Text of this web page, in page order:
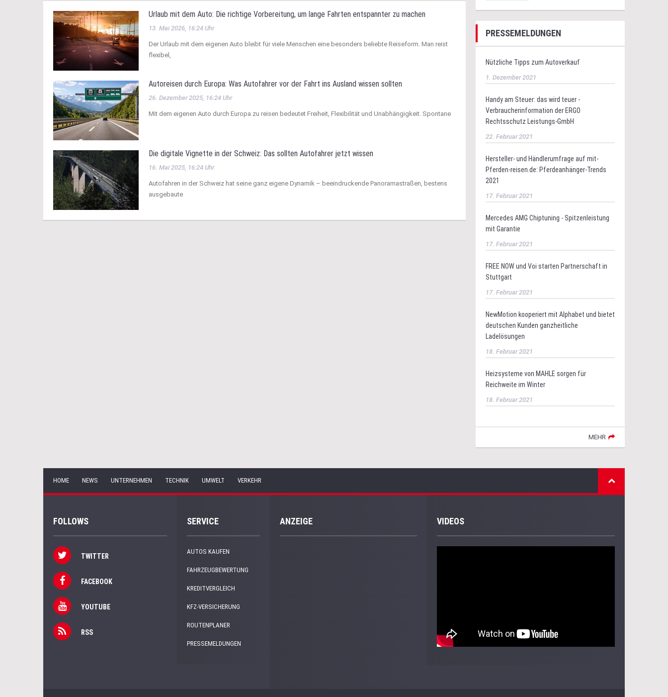
Urlaub mit dem Auto: Die richtige Vorbereitung, um lange Fahrten entspannter zu machen
13. Mai 2026, 16:24 Uhr
Der Urlaub mit dem eigenen Auto bleibt für viele Menschen eine besonders beliebte Reiseform. Man reist
flexibel,
Autoreisen durch Europa: Was Autofahrer vor der Fahrt ins Ausland wissen sollten
26. Dezember 2025, 16:24 Uhr
Mit dem eigenen Auto durch Europa zu reisen bedeutet Freiheit, Flexibilität und Unabhängigkeit. Spontane
Die digitale Vignette in der Schweiz: Das sollten Autofahrer jetzt wissen
16. Mai 2025, 16:24 Uhr
Autofahren in der Schweiz hat seine ganz eigene Dynamik – beeindruckende Panoramastraßen, bestens
ausgebaute
PRESSEMELDUNGEN
Nützliche Tipps zum Autoverkauf
1. Dezember 2021
Handy am Steuer: das wird teuer -
Verbraucherinformation der ERGO
Rechtsschutz Leistungs-GmbH
22. Februar 2021
Hersteller- und Händlerumfrage auf mit-
Pferden-reisen.de: Pferdeanhänger-Trends
2021
17. Februar 2021
Mercedes AMG Chiptuning - Spitzenleistung
mit Garantie
17. Februar 2021
FREE NOW und Voi starten Partnerschaft in
Stuttgart
17. Februar 2021
NewMotion kooperiert mit Alphabet und bietet
deutschen Kunden ganzheitliche
Ladelösungen
18. Februar 2021
Heizsysteme von MAHLE sorgen für
Reichweite im Winter
18. Februar 2021
MEHR
HOME NEWS UNTERNEHMEN TECHNIK UMWELT VERKEHR
FOLLOWS
TWITTER
FACEBOOK
YOUTUBE
RSS
SERVICE
AUTOS KAUFEN
FAHRZEUGBEWERTUNG
KREDITVERGLEICH
KFZ-VERSICHERUNG
ROUTENPLANER
PRESSEMELDUNGEN
ANZEIGE VIDEOS